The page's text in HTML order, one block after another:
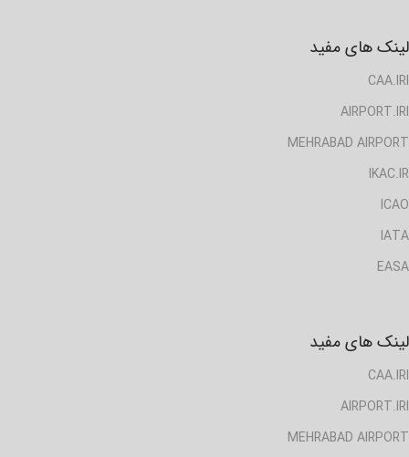
لینک های مفید
CAA.IRI
AIRPORT.IRI
MEHRABAD AIRPORT
IKAC.IR
ICAO
IATA
EASA
لینک های مفید
CAA.IRI
AIRPORT.IRI
MEHRABAD AIRPORT